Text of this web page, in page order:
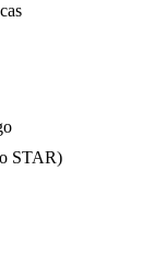
STAR)